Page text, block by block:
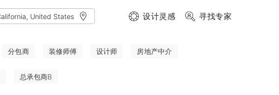
设计灵感 寻找专家
分包商 装修师傅 设计师 房地产中介
总承包商B